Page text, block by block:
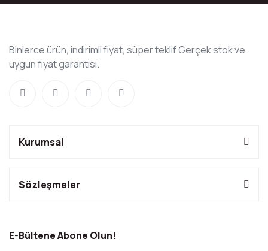
Binlerce ürün, indirimli fiyat, süper teklif Gerçek stok ve
uygun fiyat garantisi.
Kurumsal
Sözleşmeler
E-Bültene Abone Olun!